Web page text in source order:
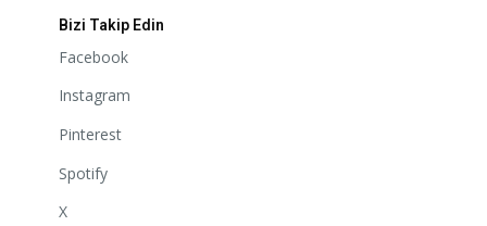
Bizi Takip Edin
Facebook
Instagram
Pinterest
Spotify
X